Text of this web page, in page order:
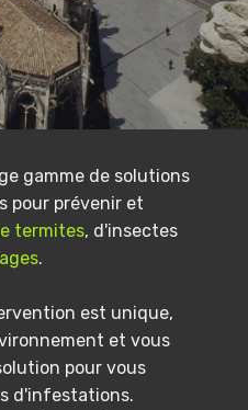
gamme de solutions
pour prévenir et
termites, d'insectes
.
est unique,
et vous
pour vous
d'infestations.